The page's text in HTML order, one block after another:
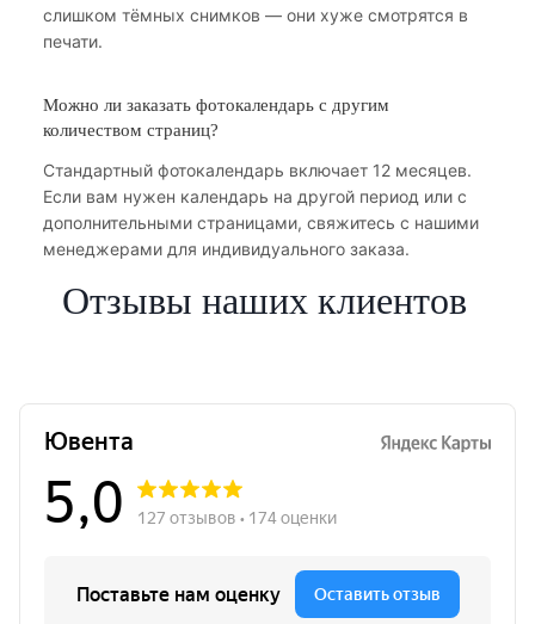
слишком тёмных снимков — они хуже смотрятся в
печати.
Можно ли заказать фотокалендарь с другим
количеством страниц?
Стандартный фотокалендарь включает 12 месяцев.
Если вам нужен календарь на другой период или с
дополнительными страницами, свяжитесь с нашими
менеджерами для индивидуального заказа.
Отзывы наших клиентов